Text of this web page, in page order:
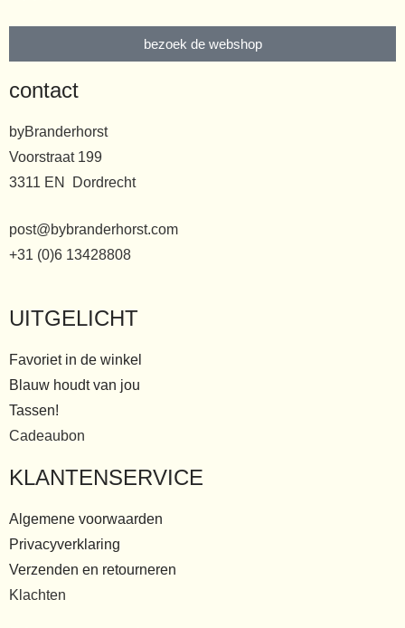
bezoek de webshop
contact
byBranderhorst
Voorstraat 199
3311 EN Dordrecht
post@bybranderhorst.com
+31 (0)6 13428808
UITGELICHT
Favoriet in de winkel
Blauw houdt van jou
Tassen!
Cadeaubon
KLANTENSERVICE
Algemene voorwaarden
Privacyverklaring
Verzenden en retourneren
Klachten